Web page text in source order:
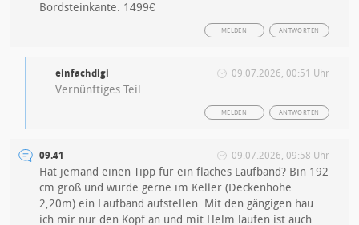
Bordsteinkante. 1499€
ANTWORTEN
MELDEN
einfachdigi 09.07.2026, 00:51 Uhr
Vernünftiges Teil
ANTWORTEN
MELDEN
09.41 09.07.2026, 09:58 Uhr
Hat jemand einen Tipp für ein flaches Laufband? Bin 192
cm groß und würde gerne im Keller (Deckenhöhe
2,20m) ein Laufband aufstellen. Mit den gängigen hau
ich mir nur den Kopf an und mit Helm laufen ist auch